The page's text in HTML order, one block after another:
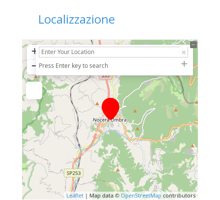
Localizzazione
+
− Press Enter key to search
Leaflet | Map data ©OpenStreetMap contributors